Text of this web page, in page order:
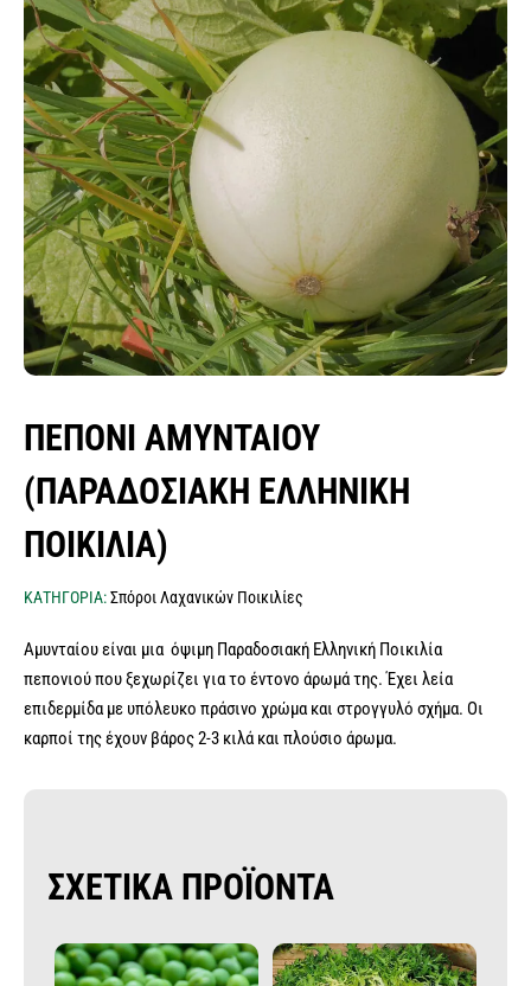
ποικιλιών λαχανικών
σπόροι αρωματικών & βότανα
σπόροι βιομηχανίας τροφίμων
κοκκάρι σποράς
σκόρδο σποράς
σπόροι δημητριακών
πατατόσπορος
σπόροι baby leaf μicro green εdible flowers
σπόροι λειμώνες - μίγματα
ΠΕΠΌΝΙ ΑΜΥΝΤΑΙΟΥ
(ΠΑΡΑΔΟΣΙΑΚΉ ΕΛΛΗΝΙΚΉ
ΠΟΙΚΙΛΊΑ)
ΚΑΤΗΓΟΡΙΑ:Σπόροι Λαχανικών Ποικιλίες
Αμυνταίου είναι μια όψιμη Παραδοσιακή Ελληνική Ποικιλία
πεπονιού που ξεχωρίζει για το έντονο άρωμά της. Έχει λεία
επιδερμίδα με υπόλευκο πράσινο χρώμα και στρογγυλό σχήμα. Οι
καρποί της έχουν βάρος 2-3 κιλά και πλούσιο άρωμα.
ΣΧΕΤΙΚΑ ΠΡΟΪΟΝΤΑ